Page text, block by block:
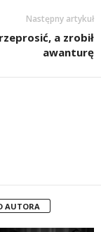
Następny artykuł
a zrobił
awanturę
AUTORA